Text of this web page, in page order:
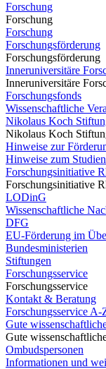
Forschung
Forschung
Forschung
Forschungsförderung
Forschungsförderung
Inneruniversitäre
Inneruniversitäre
Forschungsfonds
Wissenschaftliche
Nikolaus Koch
Nikolaus Koch
Hinweise zur
Hinweise zum
Forschungsinitiative
Forschungsinitiative
LODinG
Wissenschaftliche
DFG
EU-Förderung im
Bundesministerien
Stiftungen
Forschungsservice
Forschungsservice
Kontakt & Beratung
Forschungsservice A-
Gute
Gute
Ombudspersonen
Informationen und